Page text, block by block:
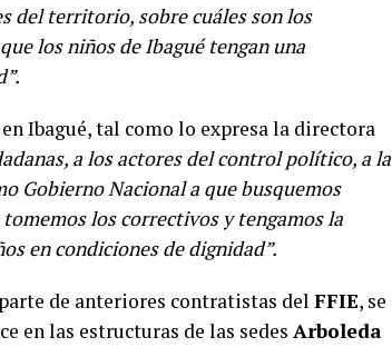
del territorio, sobre cuáles son los
los niños de Ibagué tengan una
Ibagué, tal como lo expresa la directora
a los actores del control político, a la
Gobierno Nacional a que busquemos
los correctivos y tengamos la
en condiciones de dignidad”.
de anteriores contratistas del FFIE, se
en las estructuras de las sedes Arboleda